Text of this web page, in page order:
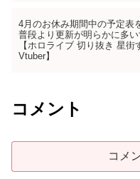
4月のお休み期間中の予定表
普段より更新が明らかに多
【ホロライブ 切り抜き 星街
Vtuber】
コメント
コメ